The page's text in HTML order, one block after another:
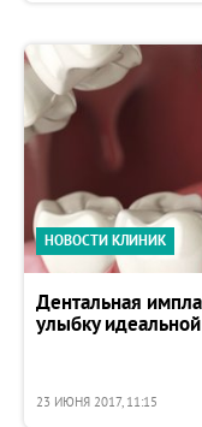
НОВОСТИ КЛИНИК
Дентальная
улыбку идеальной
23 ИЮНЯ 2017, 11:15